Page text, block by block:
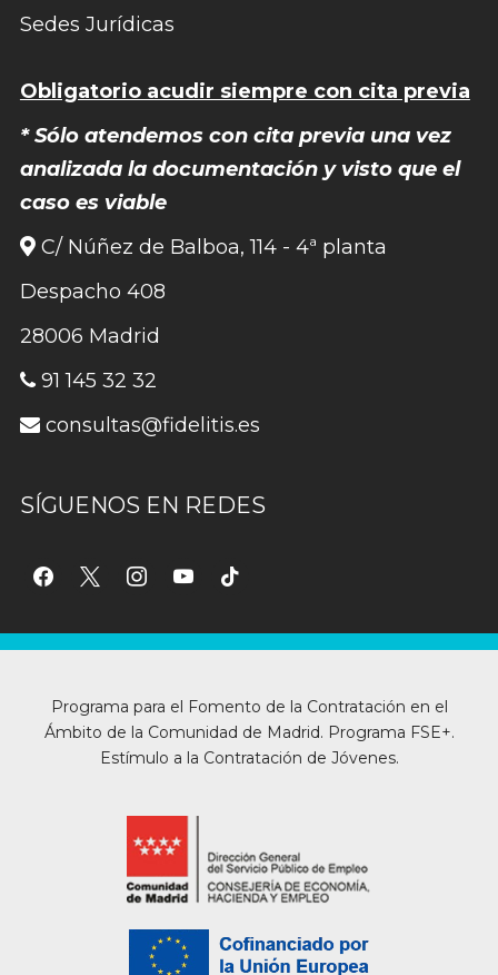
Sedes Jurídicas
Obligatorio acudir siempre con cita previa
* Sólo atendemos con cita previa una vez
analizada la documentación y visto que el
caso es viable
C/ Núñez de Balboa, 114 - 4ª planta
Despacho 408
28006 Madrid
91 145 32 32
consultas@fidelitis.es
SÍGUENOS EN REDES
facebook
x instagramyoutubetiktok
Programa para el Fomento de la Contratación en el
Ámbito de la Comunidad de Madrid. Programa FSE+.
Estímulo a la Contratación de Jóvenes.